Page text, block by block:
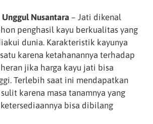
Nusantara – Jati dikenal
penghasil kayu berkualitas yang
dunia. Karakteristik kayunya
karena ketahanannya terhadap
jika harga kayu jati bisa
Terlebih saat ini mendapatkan
karena masa tanamnya yang
bisa dibilang